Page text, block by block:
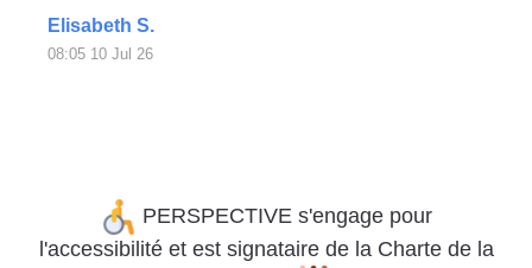
Elisabeth S.
08:05 10 Jul 26
PERSPECTIVE s'engage pour
l'accessibilitéet est signataire de la Charte de la